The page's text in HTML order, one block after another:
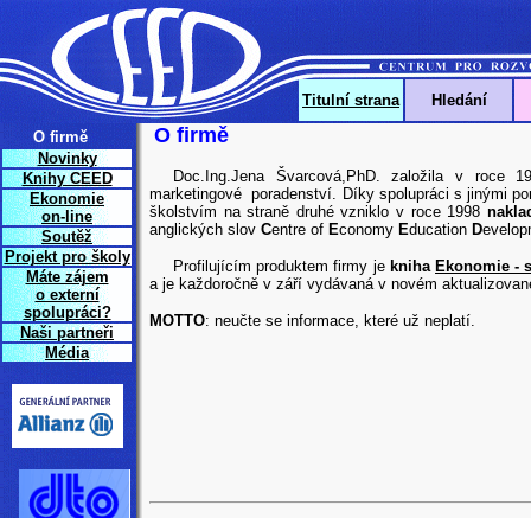
Titulní strana Hledání
O firmě
Novinky
Knihy CEED
Ekonomie
on-line
Soutěž
Projekt pro školy
Máte zájem
o externí
spolupráci?
Naši partneři
Média
O firmě
Doc.Ing.Jena Švarcová,PhD. založila v roce
marketingové poradenství. Díky spolupráci s jinými
školstvím na straně druhé vzniklo v roce 1998
anglických slov Centre of Economy Education D
Profilujícím produktem firmy je kniha Ekonomie -
a je každoročně v září vydávaná v novém
MOTTO: neučte se informace, které už neplatí.